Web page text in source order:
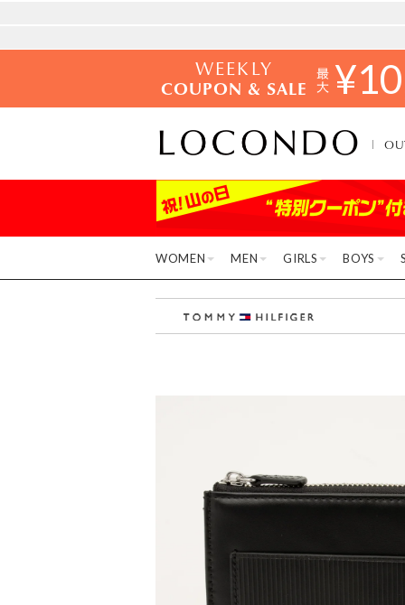
WEEKLY
COUPON & SALE ¥
WOMEN MEN GIRLS BOYS